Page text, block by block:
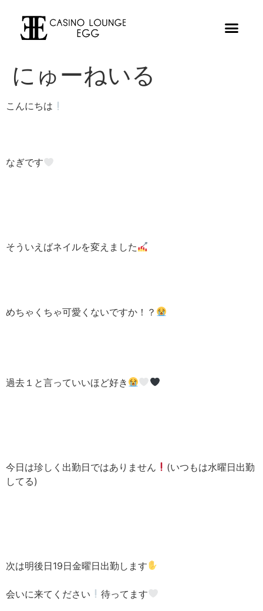
にゅーねいる
こんにちは
なぎです‎
そういえばネイルを変えました
めちゃくちゃ可愛くないですか！？
過去１と言っていいほど好き
今日は珍しく出勤日ではありません
(いつもは水曜日出勤
してる)
次は明後日19日金曜日出勤します
会いに来てください 待ってます‎